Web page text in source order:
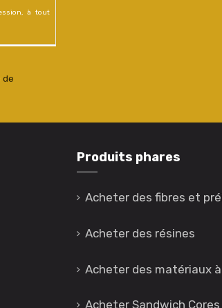
à tout
de
Produits phares
Acheter des fibres et
Acheter des résines
Acheter des matériaux
Acheter Sandwich Cores